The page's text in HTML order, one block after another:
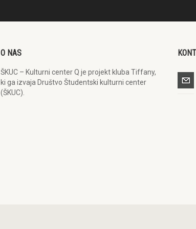
O NAS
ŠKUC – Kulturni center Q je projekt kluba Tiffany,
ki ga izvaja Društvo Študentski kulturni center
(ŠKUC).